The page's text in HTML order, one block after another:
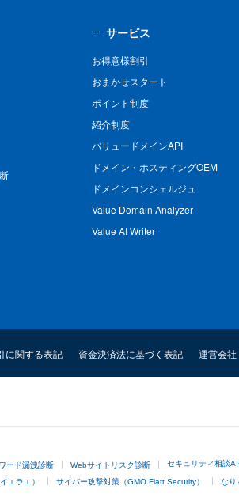
サービス
お得意様割引
おまかせスタート
ポイント制度
紹介制度
バリュードメインAPI
ドメイン・ホスティングOEM
ドメインコンシェルジュ
Value Domain Analyzer
Value AI Writer
に関する表記 資金決済法に基づく表記 運営会社
ード漏洩診断 Webサイトリスク診断 セキュリティ相談
エラエ） サイバー攻撃対策（GMO Flatt Security） なり